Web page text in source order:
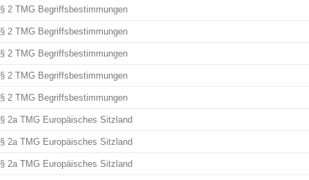
§ 2 TMG Begriffsbestimmungen
§ 2 TMG Begriffsbestimmungen
§ 2 TMG Begriffsbestimmungen
§ 2 TMG Begriffsbestimmungen
§ 2 TMG Begriffsbestimmungen
§ 2a TMG Europäisches Sitzland
§ 2a TMG Europäisches Sitzland
§ 2a TMG Europäisches Sitzland